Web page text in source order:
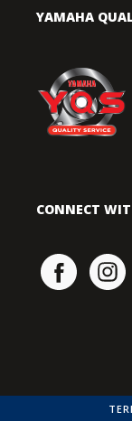
YAMAHA
CONNECT